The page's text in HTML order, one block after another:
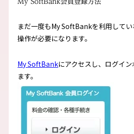
My SoftBank会員登録方法
まだ一度もMy SoftBankを利用して
操作が必要になります。
My SoftBankにアクセスし、ログイ
ます。